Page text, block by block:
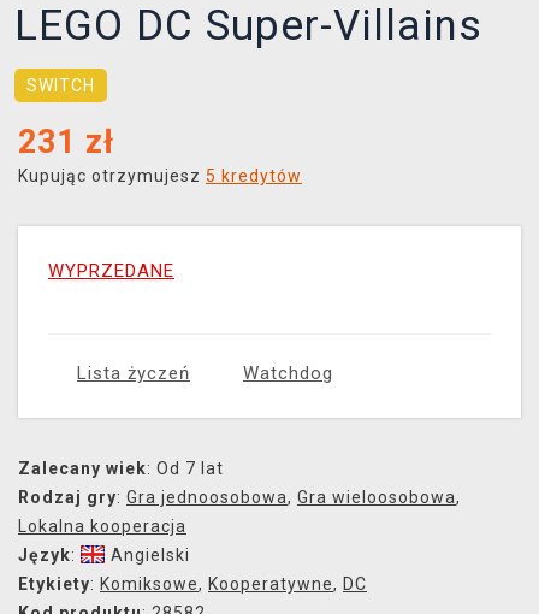
LEGO DC Super-Villains
SWITCH
231 zł
Kupując otrzymujesz 5 kredytów
WYPRZEDANE
Lista życzeń Watchdog
Zalecany wiek: Od 7 lat
Rodzaj gry: Gra jednoosobowa, Gra wieloosobowa,
Lokalna kooperacja
Język:
Angielski
Etykiety: Komiksowe, Kooperatywne, DC